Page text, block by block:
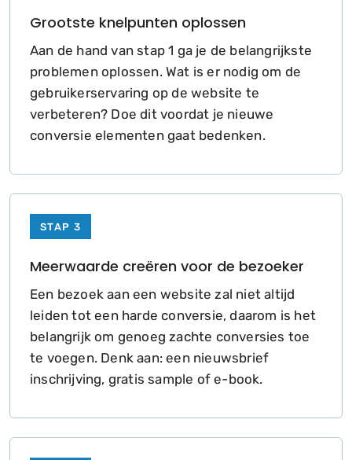
Grootste knelpunten oplossen
Aan de hand van stap 1 ga je de belangrijkste
problemen oplossen. Wat is er nodig om de
gebruikerservaring op de website te
verbeteren? Doe dit voordat je nieuwe
conversie elementen gaat bedenken.
STAP 3
Meerwaarde creëren voor de bezoeker
Een bezoek aan een website zal niet altijd
leiden tot een harde conversie, daarom is het
belangrijk om genoeg zachte conversies toe
te voegen. Denk aan: een nieuwsbrief
inschrijving, gratis sample of e-book.